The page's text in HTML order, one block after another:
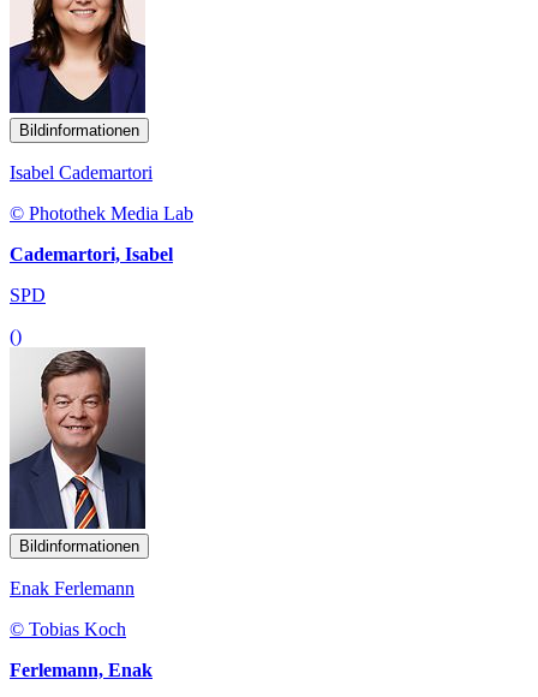
Bildinformationen
Isabel Cademartori
© Photothek Media Lab
Cademartori, Isabel
SPD
()
Bildinformationen
Enak Ferlemann
© Tobias Koch
Ferlemann, Enak